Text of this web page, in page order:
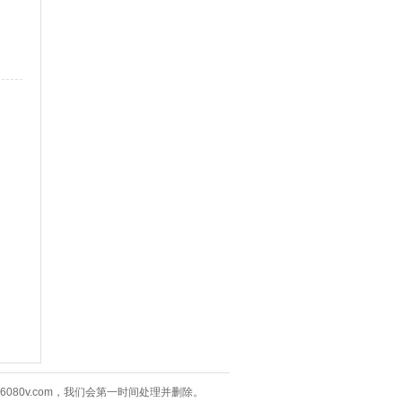
，我们会第一时间处理并删除。